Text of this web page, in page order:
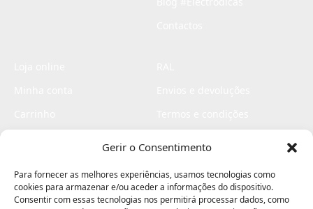
Gerir o Consentimento
Para fornecer as melhores experiências, usamos tecnologias como
cookies para armazenar e/ou aceder a informações do dispositivo.
Consentir com essas tecnologias nos permitirá processar dados, como
Livro de elogios